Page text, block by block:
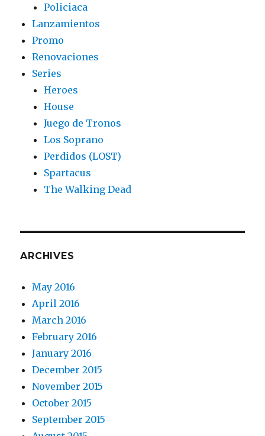
Policiaca
Lanzamientos
Promo
Renovaciones
Series
Heroes
House
Juego de Tronos
Los Soprano
Perdidos (LOST)
Spartacus
The Walking Dead
ARCHIVES
May 2016
April 2016
March 2016
February 2016
January 2016
December 2015
November 2015
October 2015
September 2015